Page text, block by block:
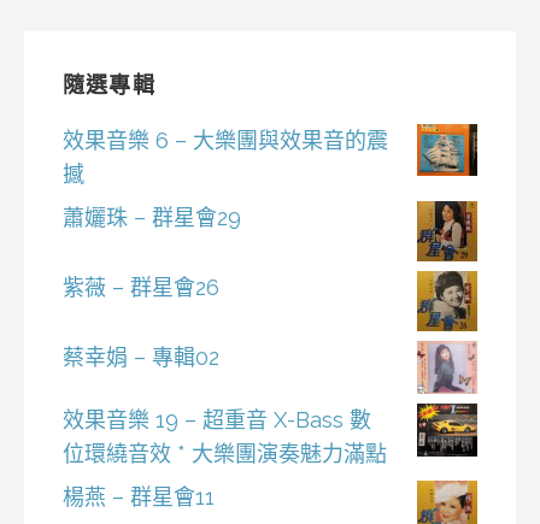
隨選專輯
效果音樂 6 – 大樂團與效果音的震
撼
蕭孋珠 – 群星會29
紫薇 – 群星會26
蔡幸娟 – 專輯02
效果音樂 19 – 超重音 X-Bass 數
位環繞音效 * 大樂團演奏魅力滿點
楊燕 – 群星會11